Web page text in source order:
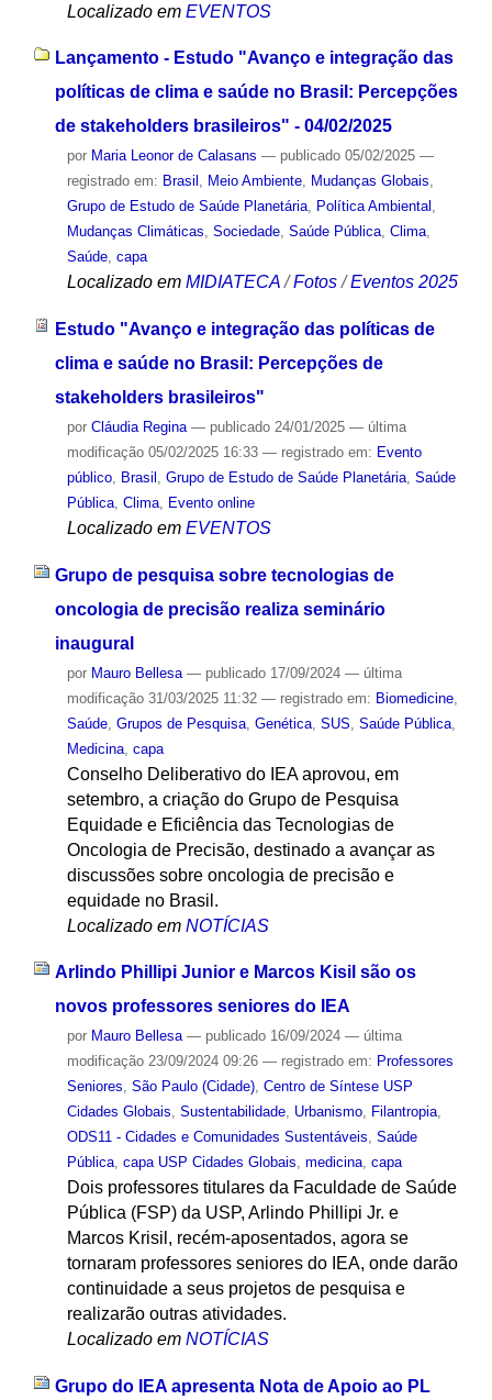
Localizado em EVENTOS
Lançamento - Estudo "Avanço e integração das
políticas de clima e saúde no Brasil: Percepções
de stakeholders brasileiros" - 04/02/2025
por Maria Leonor de Calasans — publicado05/02/2025 —
registrado em: Brasil , Meio Ambiente, Mudanças Globais,
Grupo de Estudo de Saúde Planetária, Política Ambiental ,
Mudanças Climáticas, Sociedade, Saúde Pública, Clima,
Saúde, capa
Localizado em MIDIATECA /Fotos /Eventos 2025
Estudo "Avanço e integração das políticas de
clima e saúde no Brasil: Percepções de
stakeholders brasileiros"
por Cláudia Regina — publicado24/01/2025 — última
modificação05/02/2025 16:33 — registrado em: Evento
público, Brasil , Grupo de Estudo de Saúde Planetária, Saúde
Pública, Clima, Evento online
Localizado em EVENTOS
Grupo de pesquisa sobre tecnologias de
oncologia de precisão realiza seminário
inaugural
por Mauro Bellesa — publicado17/09/2024 — última
modificação31/03/2025 11:32 — registrado em: Biomedicine,
Saúde, Grupos de Pesquisa, Genética, SUS Saúde Pública,
Medicina, capa
Conselho Deliberativo do IEA aprovou, em
setembro, a criação do Grupo de Pesquisa
Equidade e Eficiência das Tecnologias de
Oncologia de Precisão, destinado a avançar as
discussões sobre oncologia de precisão e
equidade no Brasil.
Localizado em NOTÍCIAS
Arlindo Phillipi Junior e Marcos Kisil são os
novos professores seniores do IEA
por Mauro Bellesa — publicado16/09/2024 — última
modificação23/09/2024 09:26 — registrado em: Professores
Seniores, São Paulo (Cidade), Centro de Síntese USP
Cidades Globais, Sustentabilidade, Urbanismo, Filantropia,
ODS11 - Cidades e Comunidades Sustentáveis, Saúde
Pública, capa USP Cidades Globais, medicina, capa
Dois professores titulares da Faculdade de Saúde
Pública (FSP) da USP, Arlindo Phillipi Jr. e
Marcos Krisil, recém-aposentados, agora se
tornaram professores seniores do IEA, onde darão
continuidade a seus projetos de pesquisa e
realizarão outras atividades.
Localizado em NOTÍCIAS
Grupo do IEA apresenta Nota de Apoio ao PL